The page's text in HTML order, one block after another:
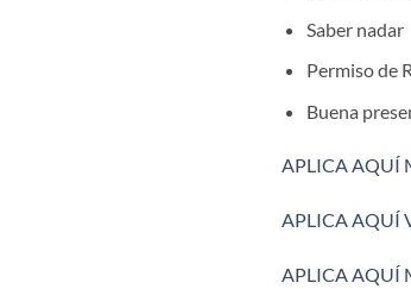
Saber nadar
Permiso de
Buena
APLICA AQUÍ
APLICA AQUÍ
APLICA AQUÍ